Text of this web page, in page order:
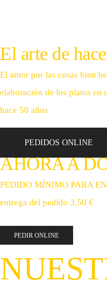
El arte de
El amor por las cosas bien
elaboración de los platos en
hace 50 años
PEDIDOS ONLINE
AHORA A
PEDIDO MÍNIMO PARA
entrega del pedido 3,50 €
PEDIR ONLINE